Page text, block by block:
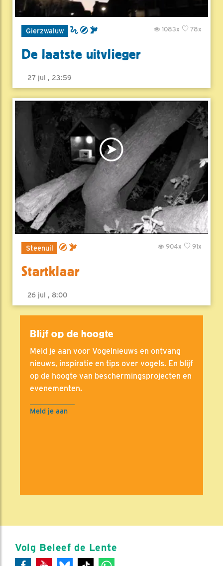
Gierzwaluw 78x
1083x
De laatste uitvlieger
27 jul , 23:59
Steenuil 91x
904x
Startklaar
26 jul , 8:00
Blijf op de hoogte
Meld je aan voor Vogelnieuws en ontvang
nieuws, inspiratie en tips over vogels. En blijf
op de hoogte van beschermingsprojecten en
evenementen.
Meld je aan
Volg Beleef de Lente